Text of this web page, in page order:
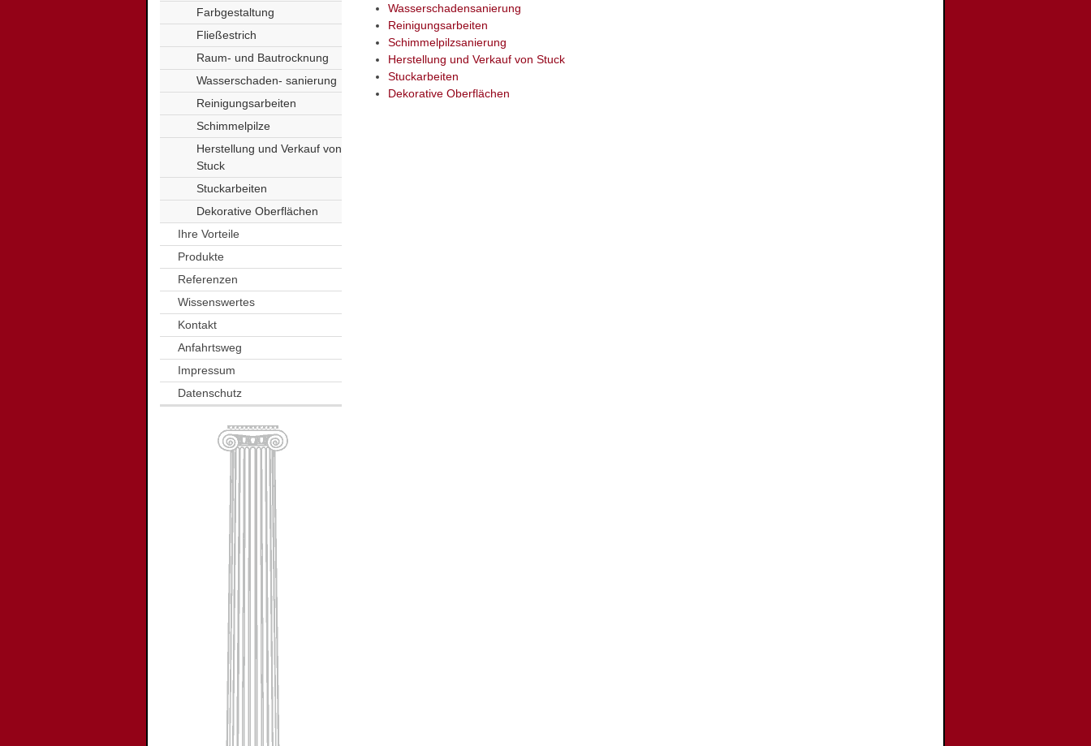
Farbgestaltung
Fließestrich
Raum- und Bautrocknung
Wasserschaden- sanierung
Reinigungsarbeiten
Schimmelpilze
Herstellung und Verkauf von
Stuck
Stuckarbeiten
Dekorative Oberflächen
Ihre Vorteile
Produkte
Referenzen
Wissenswertes
Kontakt
Anfahrtsweg
Impressum
Datenschutz
Wasserschadensanierung
Reinigungsarbeiten
Schimmelpilzsanierung
Herstellung und Verkauf von Stuck
Stuckarbeiten
Dekorative Oberflächen